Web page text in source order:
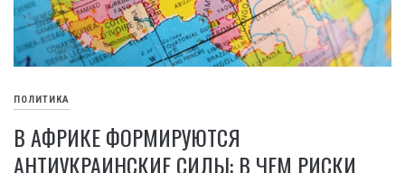
ПОЛИТИКА
В АФРИКЕ ФОРМИРУЮТСЯ
АНТИУКРАИНСКИЕ СИЛЫ: В ЧЕМ РИСКИ